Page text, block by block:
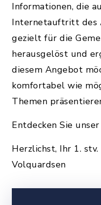
Informationen, die
Internetauftritt des
gezielt für die
herausgelöst und
diesem Angebot
komfortabel wie
Themen
Entdecken Sie
Herzlichst, Ihr 1.
Volquardsen